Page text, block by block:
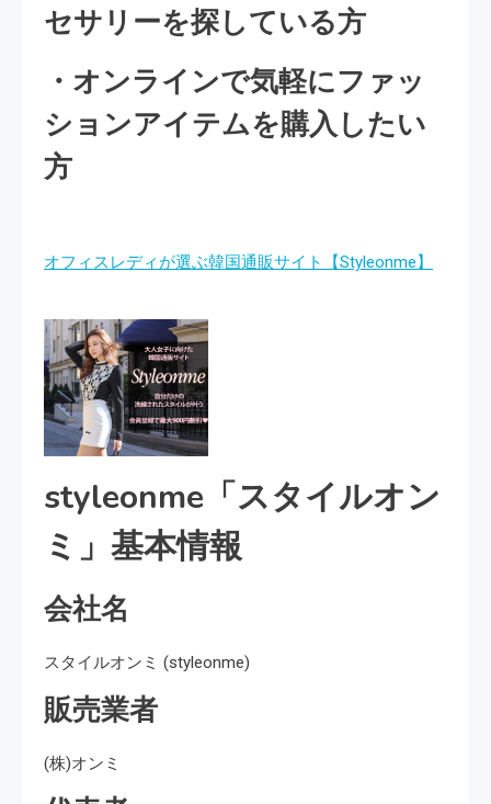
セサリーを探している方
・オンラインで気軽にファッ
ションアイテムを購入したい
方
オフィスレディが選ぶ韓国通販サイト【Styleonme】
styleonme「スタイルオン
ミ」基本情報
会社名
スタイルオンミ (styleonme)
販売業者
(株)オンミ